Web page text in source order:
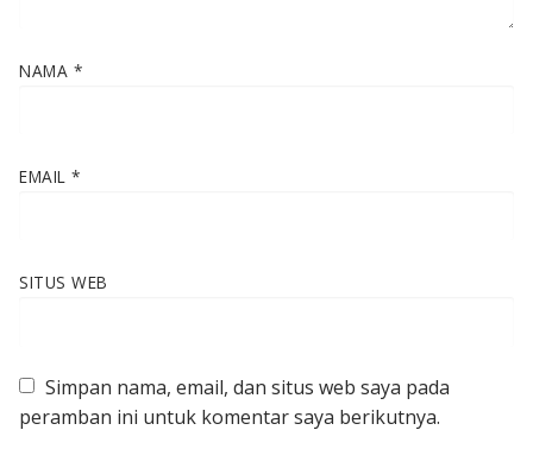
NAMA *
EMAIL *
SITUS WEB
Simpan nama, email, dan situs web saya pada
peramban ini untuk komentar saya berikutnya.